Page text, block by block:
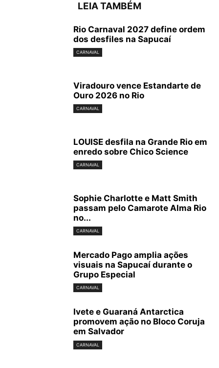
LEIA TAMBÉM
Rio Carnaval 2027 define ordem
dos desfiles na Sapucaí
CARNAVAL
Viradouro vence Estandarte de
Ouro 2026 no Rio
CARNAVAL
LOUISE desfila na Grande Rio em
enredo sobre Chico Science
CARNAVAL
Sophie Charlotte e Matt Smith
passam pelo Camarote Alma Rio
no...
CARNAVAL
Mercado Pago amplia ações
visuais na Sapucaí durante o
Grupo Especial
CARNAVAL
Ivete e Guaraná Antarctica
promovem ação no Bloco Coruja
em Salvador
CARNAVAL